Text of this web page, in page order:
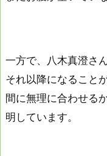
一方で、八木真澄さ
それ以降になること
間に無理に合わせる
明しています。